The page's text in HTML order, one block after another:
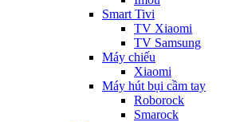
Smart Tivi
TV Xiaomi
TV Samsung
Máy chiếu
Xiaomi
Máy hút bụi cầm tay
Roborock
Smarock